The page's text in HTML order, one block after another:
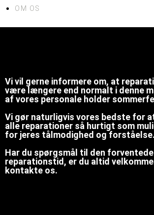
OM OS
Vi vil gerne informere om, at
være længere end normalt i denne
af vores personale holder
Vi gør naturligvis vores bedste for
alle reparationer så hurtigt som
for jeres tålmodighed og forståelse.
Har du spørgsmål til den forventede
reparationstid, er du altid
kontakte os.